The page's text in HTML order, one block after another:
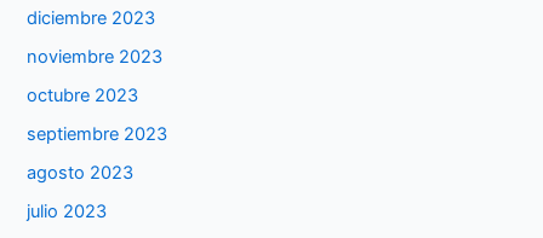
diciembre 2023
noviembre 2023
octubre 2023
septiembre 2023
agosto 2023
julio 2023